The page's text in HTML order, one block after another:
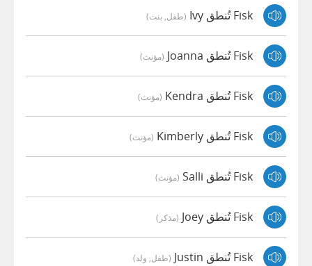
Fisk تُنطق Ivy (طفل, بنت)
Fisk تُنطق Joanna (مؤنث)
Fisk تُنطق Kendra (مؤنث)
Fisk تُنطق Kimberly (مؤنث)
Fisk تُنطق Salli (مؤنث)
Fisk تُنطق Joey (مذكر)
Fisk تُنطق Justin (طفل, ولد)